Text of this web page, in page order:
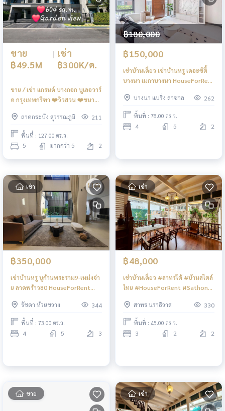
ขาย
฿49.5M
| เช่า
฿300K/ด.
ขาย / เช่า แกรนด์ บางกอก บูเลอวาร์
ด กรุงเทพกรีฑา ❤️วิวสวน ❤️ขนาด
ลาดกระบัง สุวรรณภูมิ
211
พื้นที่ : 127.00 ตร.ว.
5 มากกว่า 5 2
฿180,000
฿150,000
เช่าบ้านเดี่ยว เช่าบ้านหรู เดอะซิตี้
บางนา เมกาบางนา HouseForRent
บางนา แบริ่ง ลาซาล
262
พื้นที่ : 78.00 ตร.ว.
4 5 2
เช่า
฿350,000
เช่าบ้านหรู บูก้านพระราม9-เหม่งจ๋า
ย ลาดพร้าว80 HouseForRent
LatPrao80
รัชดา ห้วยขวาง 344
พื้นที่ : 73.00 ตร.ว.
4 5 3
เช่า
฿48,000
เช่าบ้านเดี่ยว #สาทรใต้ #บ้านสไตล์
ไทย #HouseForRent #Sathon
dHouseสาทร นราธิวาส 330
พื้นที่ : 45.00 ตร.ว.
3 2 2
ขาย เช่า